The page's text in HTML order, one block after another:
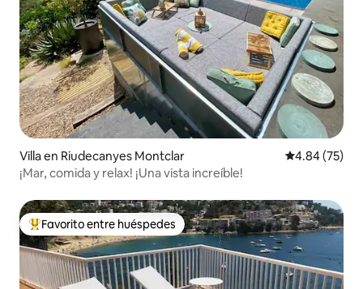
Villa en Riudecanyes Montclar Calificación
4.84 (75)
¡Mar, comida y relax! ¡Una vista increíble!
Favorito entre huéspedes preferido
Favorito entre huéspedes